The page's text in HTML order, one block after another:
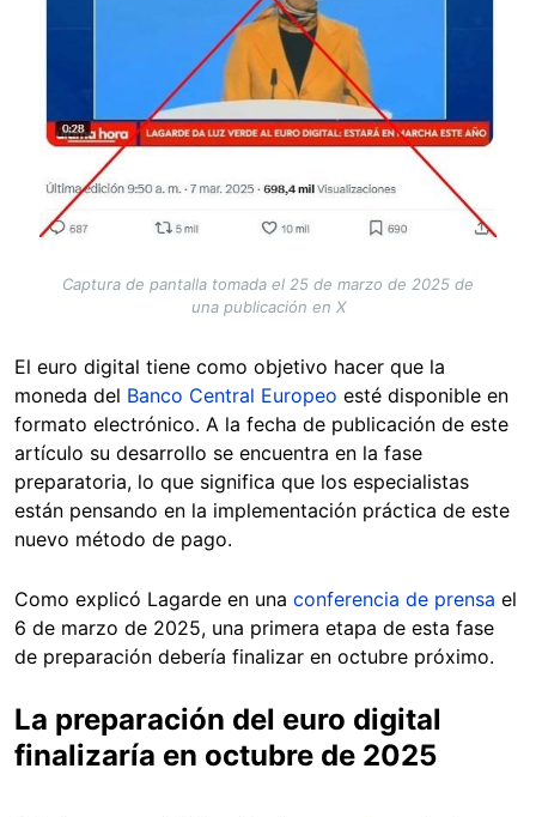
Captura de pantalla tomada el 25 de marzo de 2025 de
una publicación en X
El euro digital tiene como objetivo hacer que la
moneda del Banco Central Europeo esté disponible en
formato electrónico. A la fecha de publicación de este
artículo su desarrollo se encuentra en la fase
preparatoria, lo que significa que los especialistas
están pensando en la implementación práctica de este
nuevo método de pago.
Como explicó Lagarde en una conferencia de prensa el
6 de marzo de 2025, una primera etapa de esta fase
de preparación debería finalizar en octubre próximo.
La preparación del euro digital
finalizaría en octubre de 2025